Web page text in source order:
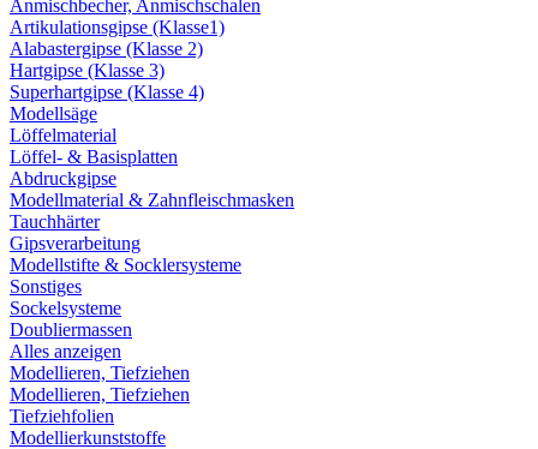
Anmischbecher, Anmischschalen
Artikulationsgipse (Klasse1)
Alabastergipse (Klasse 2)
Hartgipse (Klasse 3)
Superhartgipse (Klasse 4)
Modellsäge
Löffelmaterial
Löffel- & Basisplatten
Abdruckgipse
Modellmaterial & Zahnfleischmasken
Tauchhärter
Gipsverarbeitung
Modellstifte & Socklersysteme
Sonstiges
Sockelsysteme
Doubliermassen
Alles anzeigen
Modellieren, Tiefziehen
Modellieren, Tiefziehen
Tiefziehfolien
Modellierkunststoffe